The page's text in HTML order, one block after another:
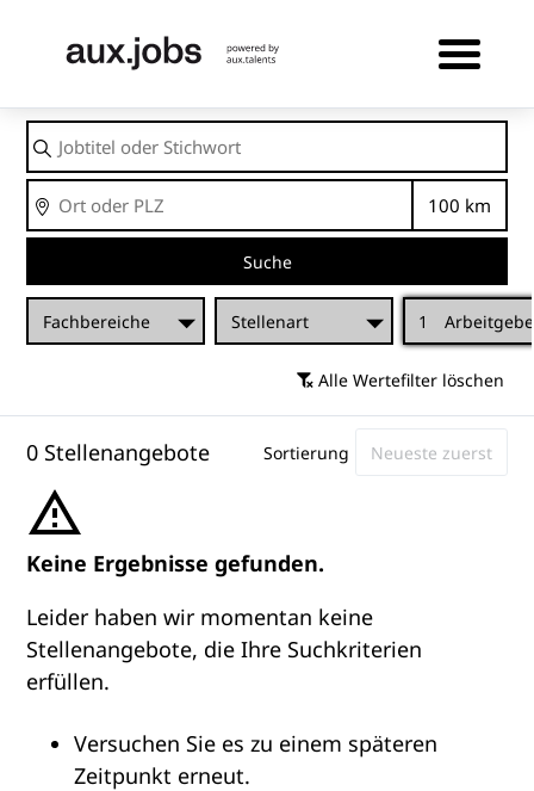
Jobtitel
oder
Stichwort
Ort
Suche
Fachbereiche Stellenart 1
Alle Wertefilter löschen
0 Stellenangebote Sortierung
Keine Ergebnisse gefunden.
Leider haben wir momentan keine
Stellenangebote, die Ihre Suchkriterien
erfüllen.
Versuchen Sie es zu einem späteren
Zeitpunkt erneut.